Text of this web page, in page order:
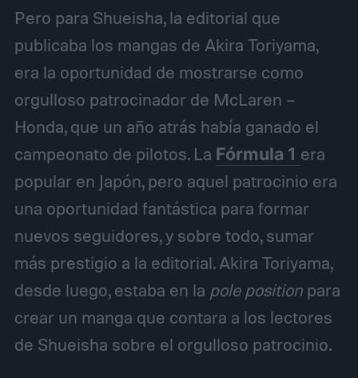
Pero para Shueisha, la editorial que
publicaba los mangas de Akira Toriyama,
era la oportunidad de mostrarse como
orgulloso patrocinador de McLaren –
Honda, que un año atrás había ganado el
campeonato de pilotos. La Fórmula 1 era
popular en Japón, pero aquel patrocinio era
una oportunidad fantástica para formar
nuevos seguidores, y sobre todo, sumar
más prestigio a la editorial. Akira Toriyama,
desde luego, estaba en la pole positionpara
crear un manga que contara a los lectores
de Shueisha sobre el orgulloso patrocinio.